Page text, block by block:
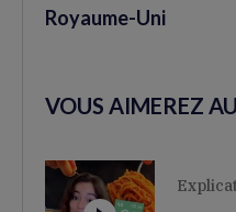
Royaume-Uni
VOUS AIMEREZ